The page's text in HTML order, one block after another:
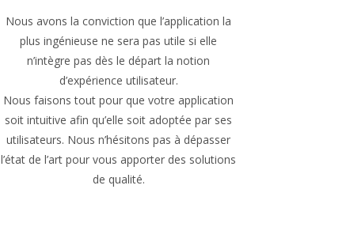
Nous avons la conviction que l’application la
plus ingénieuse ne sera pas utile si elle
n’intègre pas dès le départ la notion
d’expérience utilisateur.
Nous faisons tout pour que votre application
soit intuitive afin qu’elle soit adoptée par ses
utilisateurs. Nous n’hésitons pas à dépasser
l’état de l’art pour vous apporter des solutions
de qualité.